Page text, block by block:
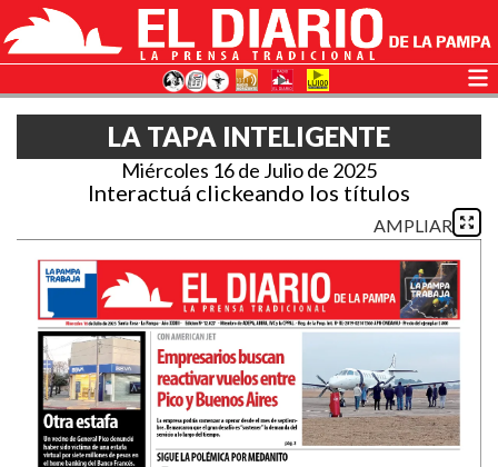
LA TAPA INTELIGENTE
Miércoles 16 de Julio de 2025
Interactuá clickeando los títulos
AMPLIAR